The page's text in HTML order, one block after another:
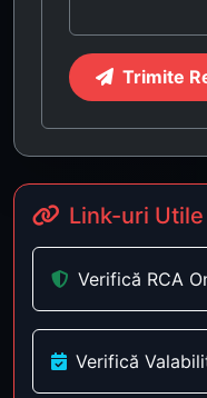
Trimite
Link-uri
Verifică RCA
Verifică